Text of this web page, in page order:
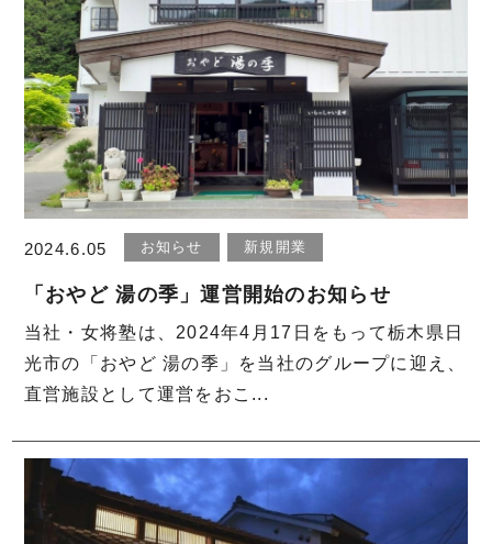
2024.6.05 お知らせ 新規開業
「おやど 湯の季」運営開始のお知らせ
当社・女将塾は、2024年4月17日をもって栃木県日
光市の「おやど 湯の季」を当社のグループに迎え、
直営施設として運営をおこ...